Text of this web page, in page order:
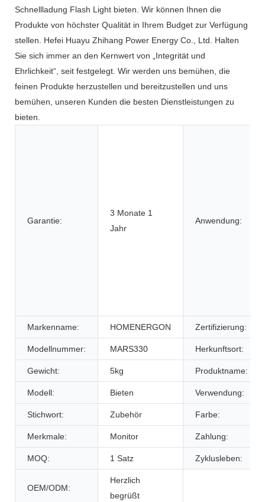
Schnellladung Flash Light bieten. Wir können Ihnen die
Produkte von höchster Qualität in Ihrem Budget zur Verfügung
stellen. Hefei Huayu Zhihang Power Energy Co., Ltd. Halten
Sie sich immer an den Kernwert von „Integrität und
Ehrlichkeit“, seit festgelegt. Wir werden uns bemühen, die
feinen Produkte herzustellen und bereitzustellen und uns
bemühen, unseren Kunden die besten Dienstleistungen zu
bieten.
Garantie:
3 Monate 1
Jahr
Anwendung:
Markenname: HOMENERGON Zertifizierung:
Modellnummer: MARS330 Herkunftsort:
Gewicht: 5kg Produktname:
Modell: Bieten Verwendung:
Stichwort: Zubehör Farbe:
Merkmale: Monitor Zahlung:
MOQ: 1 Satz Zyklusleben:
OEM/ODM:
Herzlich
begrüßt